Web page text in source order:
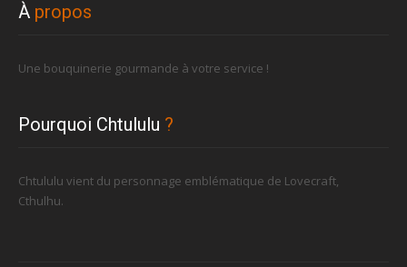
À propos
Une bouquinerie gourmande à votre service !
Pourquoi Chtululu ?
Chtululu vient du personnage emblématique de Lovecraft,
Cthulhu.